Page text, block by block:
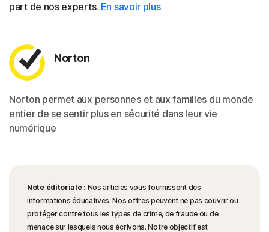
part de nos experts. En savoir plus
Norton
Norton permet aux personnes et aux familles du monde
entier de se sentir plus en sécurité dans leur vie
numérique
Note éditoriale : Nos articles vous fournissent des
informations éducatives. Nos offres peuvent ne pas couvrir ou
protéger contre tous les types de crime, de fraude ou de
menace sur lesquels nous écrivons. Notre objectif est